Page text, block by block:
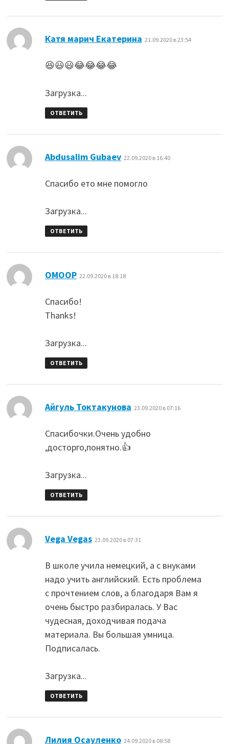
Катя марич Екатерина 21.09.2020 в 23:54
😆😃😃😂😂😂😂
Загрузка...
ОТВЕТИТЬ
Abdusalim Gubaev: 22.09.2020 в 16:40
Спасибо ето мне помогло
Загрузка...
ОТВЕТИТЬ
ОМООР: 22.09.2020 в 18:18
Спасибо!
Thanks!
Загрузка...
ОТВЕТИТЬ
Айгуль Токтакунова 23.09.2020 в 07:16
Спасибочки.Очень удобно
,досторго,понятно.👍
Загрузка...
ОТВЕТИТЬ
Vega Vegas: 23.09.2020 в 07:31
В школе учила немецкий, а с внуками
надо учить английский. Есть проблема
с прочтением слов, а благодаря Вам я
очень быстро разбиралась. У Вас
чудесная, доходчивая подача
материала. Вы большая умница.
Подписалась.
Загрузка...
ОТВЕТИТЬ
Лилия Осауленко: 24.09.2020 в 08:58